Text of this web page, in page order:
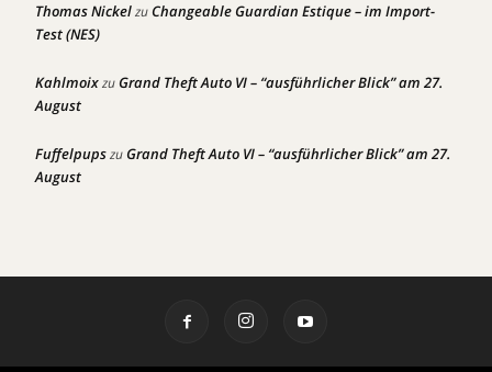
Thomas NickelzuChangeable Guardian Estique – im Import-
Test (NES)
KahlmoixzuGrand Theft Auto VI – “ausführlicher Blick” am 27.
August
FuffelpupszuGrand Theft Auto VI – “ausführlicher Blick” am 27.
August